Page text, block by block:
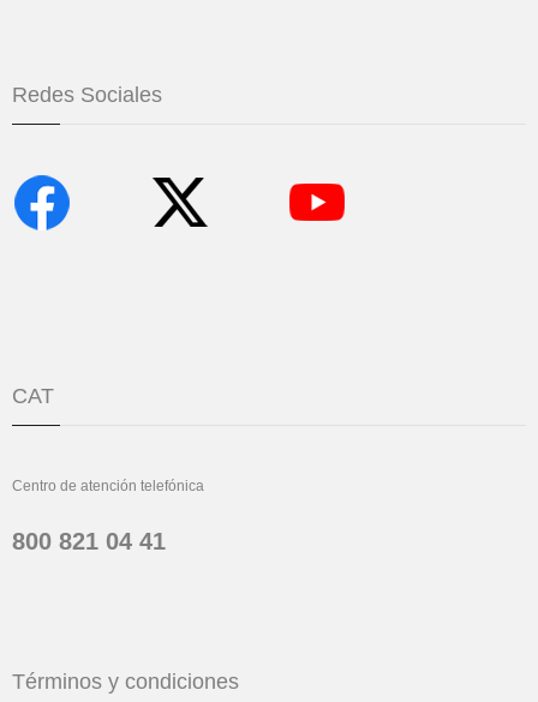
Redes Sociales
CAT
Centro de atención telefónica
800 821 04 41
Términos y condiciones